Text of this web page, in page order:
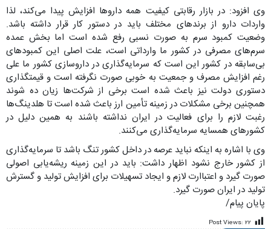
وی افزود: در بازار رقابتی کیفیت همه دارو‌ها افزایش پیدا می‌کند، لذا
واردات دارو از برند‌های مختلف باید در دستور کار قرار داشته باشد.
وضعیت کمبود سرم به صورت نسبی رفع شده است اما بخش عمده
سرم‌های مصرفی در کشور ما وارداتی است، علت اصلی این کمبود‌های
بی‌سابقه در کشور این است که سرمایه‌گذاری در داروسازی کشور ما علی
رغم افزایش مصرف و جمعیت به خوبی صورت نگرفته است و قیمتگذاری
دستوری دولت نیز باعث شده است برخی از شرکت‌ها زیان ده شوند
همچنین برخی مشکلات در زمینه تأمین ارز باعث شده است تا هلدینگ‌ها
رغبت لازم را برای فعالیت در ایران نداشته باشند به همین دلیل در
کشور‌های همسایه سرمایه‌گذاری می‌کنند.
وی با اشاره به اینکه نباید عرصه در داخل کشور تنگ باشد تا سرمایه‌گذاری
از کشور خارج نشود اظهار داشت: باید در این زمینه ریشه‌یابی اصولی
صورت گیرد و اعتباارت لازم و ایجاد تسهیلات برای افزایش تولید و گسترش
تولید در ایران صورت گیرد.
پایان پیام/
Post Views: ۲۲